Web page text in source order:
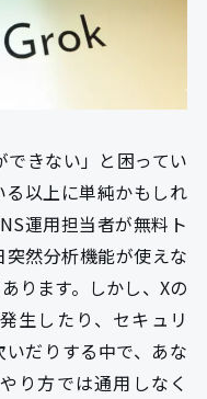
きない」と困ってい
以上に単純かもしれ
運用担当者が無料ト
然分析機能が使えな
ります。しかし、Xの
生したり、セキュリ
だりする中で、あな
り方では通用しなく